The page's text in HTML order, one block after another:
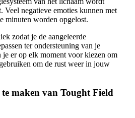
Veel negatieve emoties kunnen met
minuten worden opgelost.
zodat je de aangeleerde
ter ondersteuning van je
je er op elk moment voor kiezen om
om de rust weer in jouw
maken van Tought Field